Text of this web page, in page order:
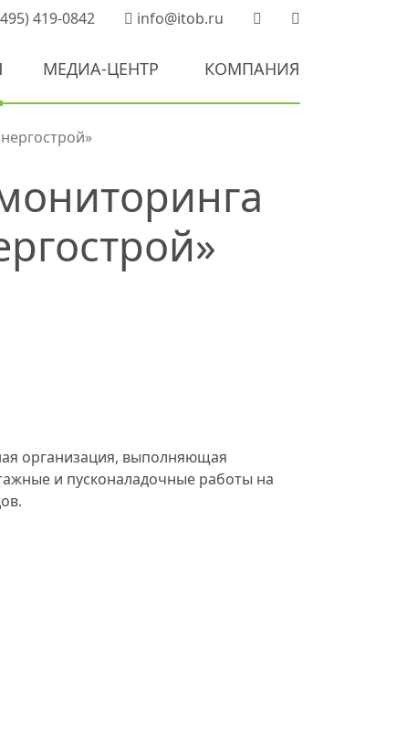
419-0842 info@itob.ru
МЕДИА-ЦЕНТР КОМПАНИЯ
организация, выполняющая
и пусконаладочные работы на